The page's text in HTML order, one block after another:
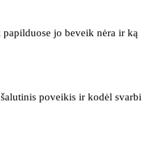
jo beveik nėra ir ką
poveikis ir kodėl svarbi